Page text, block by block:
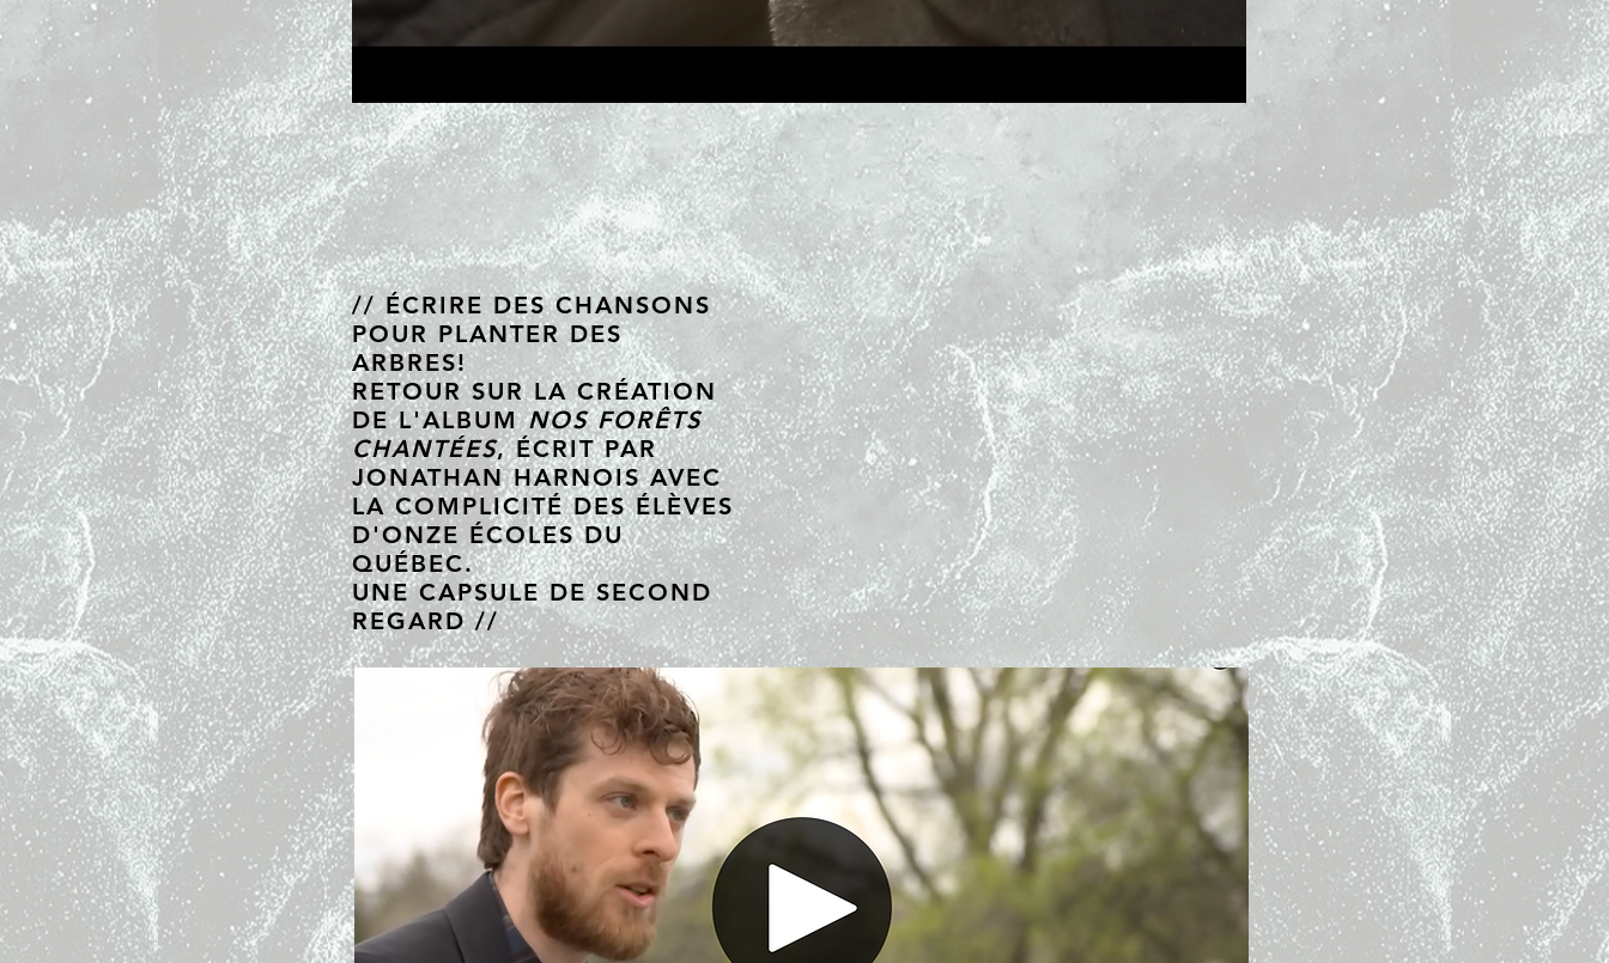
// ÉCRIRE DES CHANSONS
POUR PLANTER DES
ARBRES!
RETOUR SUR LA CRÉATION
DE L'ALBUMNOS FORÊTS
CHANTÉES, ÉCRIT PAR
JONATHAN HARNOIS AVEC
LA COMPLICITÉ DES ÉLÈVES
D'ONZE ÉCOLES DU
QUÉBEC.
UNE CAPSULE DE SECOND
REGARD //